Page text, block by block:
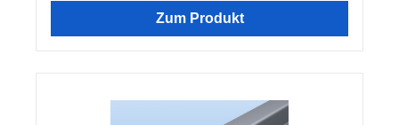
Zum Produkt